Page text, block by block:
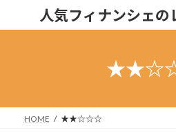
人気フィナンシェの
HOME ★★☆☆☆